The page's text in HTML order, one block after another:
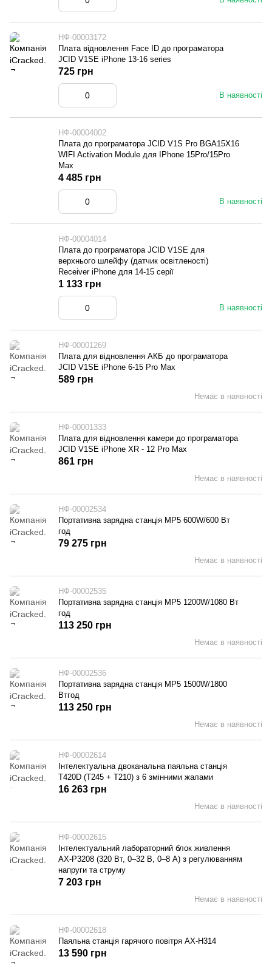
НФ-00003172
Плата відновлення Face ID до програматора
JCID V1SE iPhone 13-16 series
В наявності
725 грн
НФ-00004002
Плата до програматора JCID V1S Pro BGA15X16
WIFI Activation Module для IPhone 15Pro/15Pro
Max
В наявності
4 485 грн
НФ-00004014
Плата до програматора JCID V1SE для
верхнього шлейфу (датчик освітленості)
Receiver iPhone для 14-15 серії
В наявності
1 133 грн
НФ-00001269
Плата для відновлення АКБ до програматора
JCID V1SE iPhone 6-15 Pro Max
Немає в наявності
589 грн
НФ-00001333
Плата для відновлення камери до програматора
JCID V1SE iPhone XR - 12 Pro Max
Немає в наявності
861 грн
НФ-00002534
Портативна зарядна станція MP5 600W/600 Вт
год
Немає в наявності
79 275 грн
НФ-00002535
Портативна зарядна станція MP5 1200W/1080 Вт
год
Немає в наявності
113 250 грн
НФ-00002536
Портативна зарядна станція MP5 1500W/1800
Втгод
Немає в наявності
113 250 грн
НФ-00002614
Інтелектуальна двоканальна паяльна станція
T420D (T245 + T210) з 6 змінними жалами
Немає в наявності
16 263 грн
НФ-00002615
Інтелектуальний лабораторний блок живлення
AX-P3208 (320 Вт, 0–32 В, 0–8 А) з регулюванням
напруги та струму
Немає в наявності
7 203 грн
НФ-00002618
Паяльна станція гарячого повітря AX-H314
13 590 грн